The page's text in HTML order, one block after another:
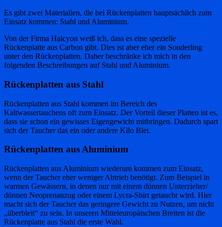
Es gibt zwei Materialien, die bei Rückenplatten hauptsächlich zum
Einsatz kommen: Stahl und Aluminium.
Von der Firma Halcyon weiß ich, dass es eine spezielle
Rückenplatte aus Carbon gibt. Dies ist aber eher ein Sonderling
unter den Rückenplatten. Daher beschränke ich mich in den
folgenden Beschreibungen auf Stahl und Aluminium.
Rückenplatten aus Stahl
Rückenplatten aus Stahl kommen im Bereich des
Kaltwassertauchens oft zum Einsatz. Der Vorteil dieser Platten ist es,
dass sie schon ein gewisses Eigengewicht mitbringen. Dadurch spart
sich der Taucher das ein oder andere Kilo Blei.
Rückenplatten aus Aluminium
Rückenplatten aus Aluminium wiederum kommen zum Einsatz,
wenn der Taucher eher weniger Abtrieb benötigt. Zum Beispiel in
warmen Gewässern, in denen nur mit einem dünnen Unterzieher/
dünnen Neoprenanzug oder einem Lycra-Shirt getaucht wird. Hier
macht sich der Taucher das geringere Gewicht zu Nutzen, um nicht
„überbleit“ zu sein. In unseren Mitteleuropäischen Breiten ist die
Rückenplatte aus Stahl die erste Wahl.